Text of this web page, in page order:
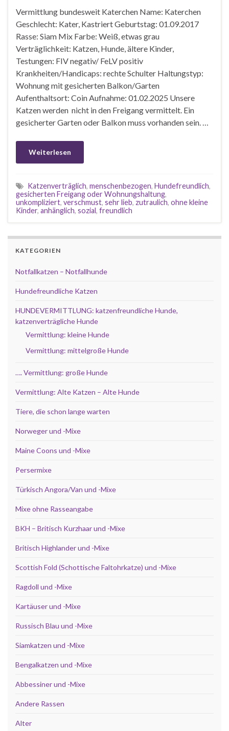
Vermittlung bundesweit Katerchen Name: Katerchen
Geschlecht: Kater, Kastriert Geburtstag: 01.09.2017
Rasse: Siam Mix Farbe: Weiß, etwas grau
Verträglichkeit: Katzen, Hunde, ältere Kinder,
Testungen: FIV negativ/ FeLV positiv
Krankheiten/Handicaps: rechte Schulter Haltungstyp:
Wohnung mit gesicherten Balkon/Garten
Aufenthaltsort: Coin Aufnahme: 01.02.2025 Unsere
Katzen werden nicht in den Freigang vermittelt. Ein
gesicherter Garten oder Balkon muss vorhanden sein. …
Weiterlesen
Katzenverträglich, menschenbezogen, Hundefreundlich,
gesicherten Freigang oder Wohnungshaltung,
unkompliziert, verschmust, sehr lieb, zutraulich, ohne kleine
Kinder, anhänglich, sozial, freundlich
KATEGORIEN
Notfallkatzen – Notfallhunde
Hundefreundliche Katzen
HUNDEVERMITTLUNG: katzenfreundliche Hunde,
katzenverträgliche Hunde
Vermittlung: kleine Hunde
Vermittlung: mittelgroße Hunde
…. Vermittlung: große Hunde
Vermittlung: Alte Katzen – Alte Hunde
Tiere, die schon lange warten
Norweger und -Mixe
Maine Coons und -Mixe
Persermixe
Türkisch Angora/Van und -Mixe
Mixe ohne Rasseangabe
BKH – Britisch Kurzhaar und -Mixe
Britisch Highlander und -Mixe
Scottish Fold (Schottische Faltohrkatze) und -Mixe
Ragdoll und -Mixe
Kartäuser und -Mixe
Russisch Blau und -Mixe
Siamkatzen und -Mixe
Bengalkatzen und -Mixe
Abbessiner und -Mixe
Andere Rassen
Alter